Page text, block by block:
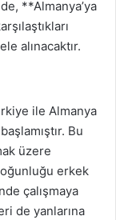
**Almanya’ya
alınacaktır.
ile Almanya
Bu
üzere
erkek
çalışmaya
de yanlarına